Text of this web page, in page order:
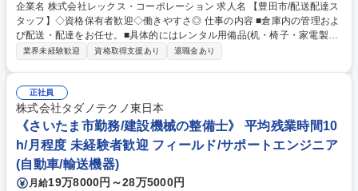
企業名 株式会社レックス・コーポレーション 求人名 【豊田市/配送配達ス
タッフ】◇資格保有者歓迎◇働きやすさ◎ 仕事の内容 ■倉庫内の管理およ
び配送・配達をお任せ。■具体的にはレンタル用備品(机・椅子・家電製品
など)の管理、備品のクリーニング、メンテナンス、配送、配達、配置引
岡、山梨、長野、北陸、関西まで、広域です 【配達など】愛知県内が7
0％となりますが、時々岐阜・三重エリアも有。 【残業時間】平均20時間/
月程度となります。 募集職種 【豊田市/配送配達スタッフ】◇資格保有者
歓迎◇働きやすさ◎
業界未経験歓迎 資格取得支援あり 退職金あり
正社員
株式会社タダノテクノ東日本
《さいたま市勤務/建設機械の整備士》 平均残業時間10
h/月程度 未経験者歓迎 フィールド/サポートエンジニア
(自動車/輸送機器)
月給19万8000円～28万5000円